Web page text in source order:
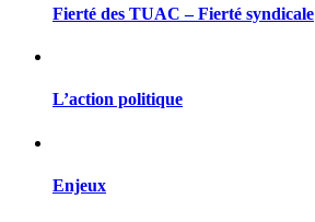
Fierté des TUAC – Fierté syndicale
L’action politique
Enjeux